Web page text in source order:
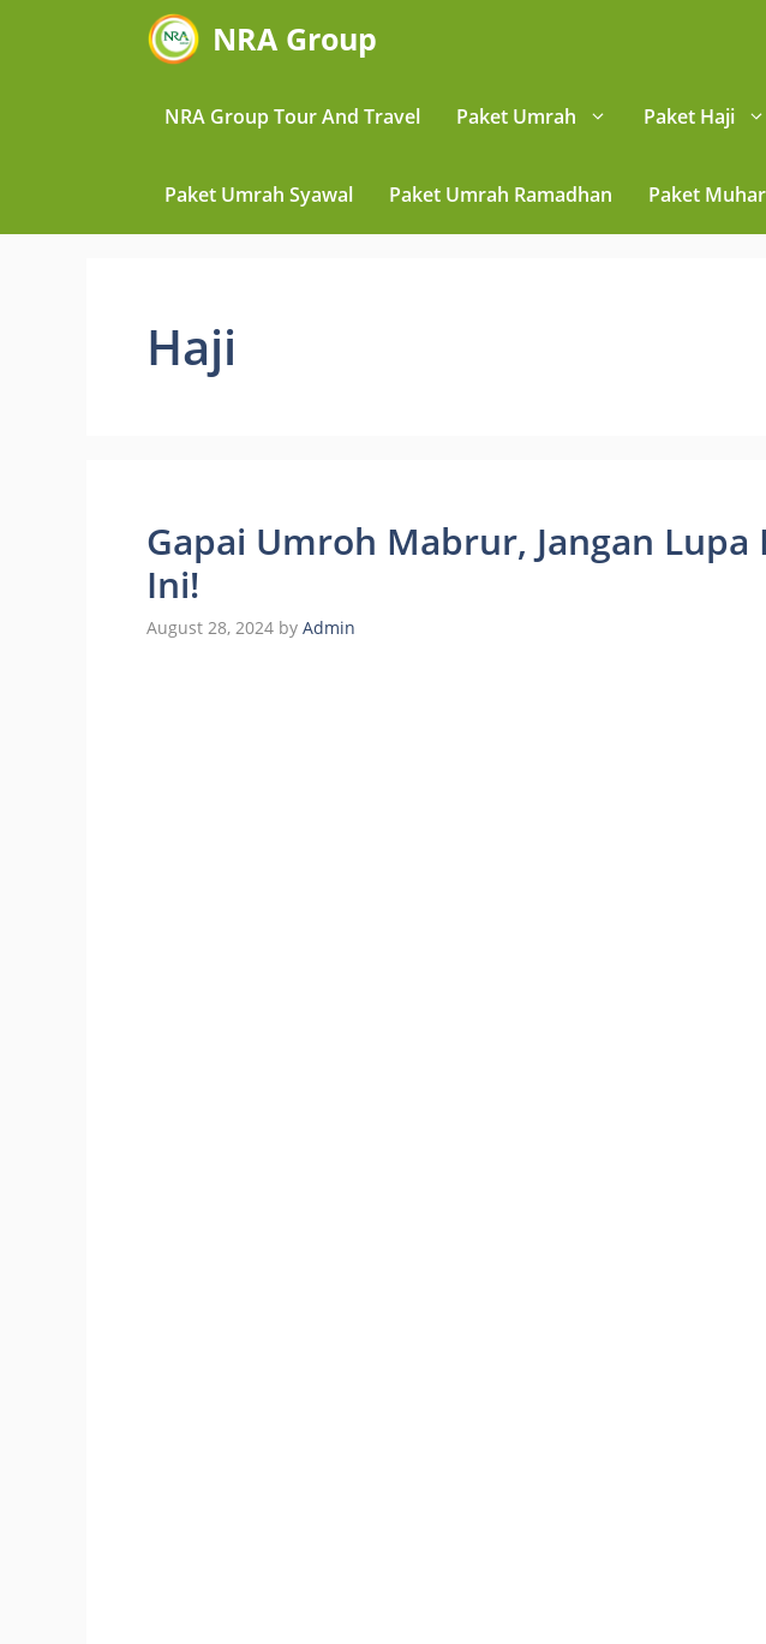
NRA Group
NRA Group Tour And Travel Paket Umrah Paket Haji
Paket Umrah Syawal Paket Umrah Ramadhan Paket
Haji
Gapai Umroh Mabrur, Jangan Lupa
Ini!
August 28, 2024 by Admin